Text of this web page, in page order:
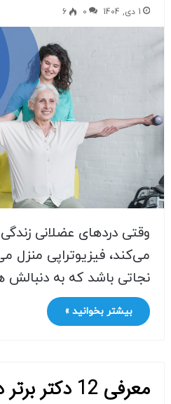
1 دی, 1404 0
6
وقتی دردهای عضلانی
می‌کند، فیزیوتراپی منزل
نجاتی باشد که به
بیشتر بخوانید »
معرفی 12